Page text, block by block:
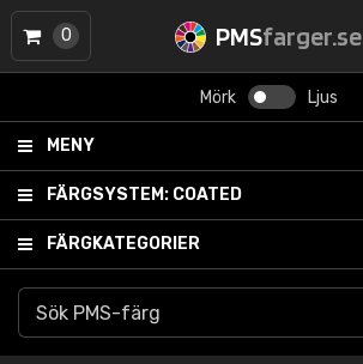
PMSfarger.se
Mörk Ljus
MENY
FÄRGSYSTEM: COATED
FÄRGKATEGORIER
0